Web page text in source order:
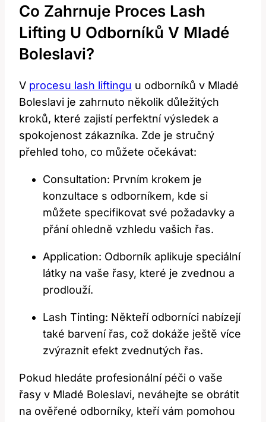
Co Zahrnuje Proces‍ Lash
Lifting U Odborníků V⁤ Mladé
Boleslavi?
V⁤ procesu lash liftingu ⁣ u odborníků v Mladé
Boleslavi je⁣ zahrnuto několik důležitých
kroků, které zajistí perfektní ​výsledek a⁤
spokojenost zákazníka.⁤ Zde je stručný​
přehled toho, co můžete očekávat:
Consultation: Prvním krokem‌ je
konzultace s odborníkem, kde si
můžete specifikovat své ⁢požadavky a
přání ohledně vzhledu vašich řas.
Application: Odborník aplikuje speciální
látky na vaše řasy, ⁤které je zvednou a
prodlouží.
Lash Tinting: Někteří odborníci‌ nabízejí
také barvení ⁣řas, což dokáže ještě více
zvýraznit efekt zvednutých řas.
Pokud hledáte profesionální péči⁤ o vaše
řasy v Mladé Boleslavi, neváhejte se obrátit
na ověřené‍ odborníky, ‌kteří ⁤vám pomohou